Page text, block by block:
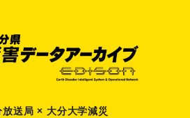
送局 × 大分大学減災